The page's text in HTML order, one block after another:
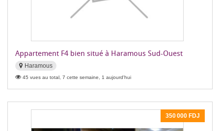
Appartement F4 bien situé à Haramous Sud-Ouest
Haramous
45 vues au total, 7 cette semaine, 1 aujourd'hui
350 000 FDJ